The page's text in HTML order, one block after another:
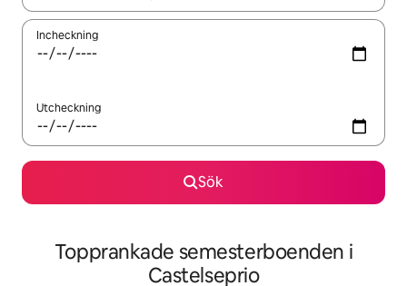
Incheckning
Utcheckning
Sök
Topprankade semesterboenden i
Castelseprio